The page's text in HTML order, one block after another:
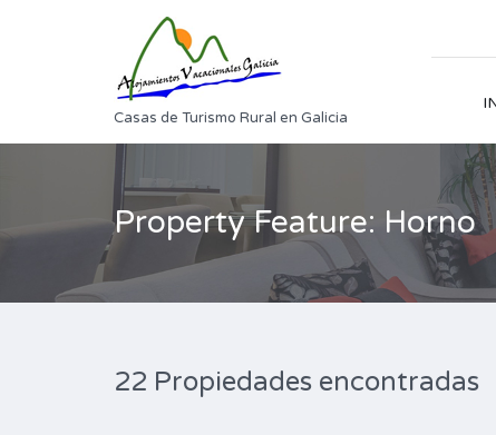
Casas de Turismo Rural en Galicia
Property Feature: Horno
22 Propiedades encontradas